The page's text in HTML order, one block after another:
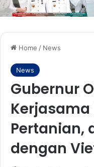
Home / News
News
Gubernur
Pertanian,
dengan